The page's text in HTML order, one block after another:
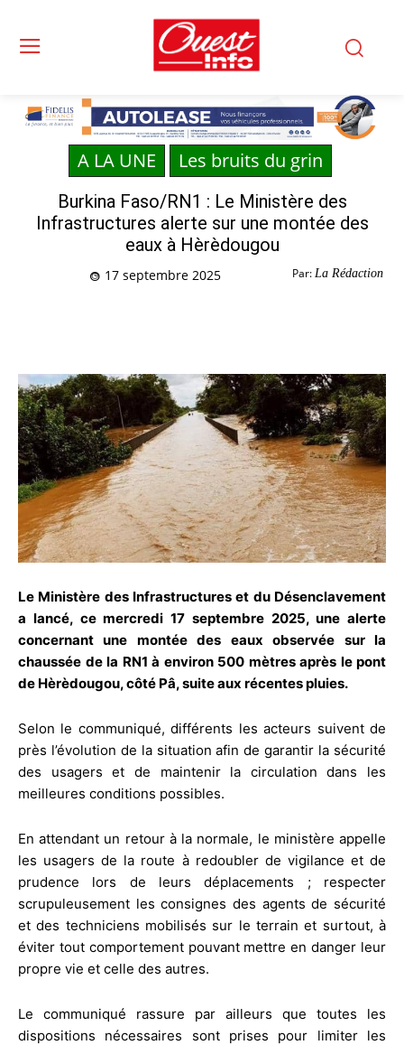
A LA UNE Les bruits du grin
Burkina Faso/RN1 : Le Ministère des
Infrastructures alerte sur une montée des
eaux à Hèrèdougou
Par: La Rédaction
17 septembre 2025
Le Ministère des Infrastructures et du Désenclavement
a lancé, ce mercredi 17 septembre 2025, une alerte
concernant une montée des eaux observée sur la
chaussée de la RN1 à environ 500 mètres après le pont
de Hèrèdougou, côté Pâ, suite aux récentes pluies.
Selon le communiqué, différents les acteurs suivent de
près l’évolution de la situation afin de garantir la sécurité
des usagers et de maintenir la circulation dans les
meilleures conditions possibles.
En attendant un retour à la normale, le ministère appelle
les usagers de la route à redoubler de vigilance et de
prudence lors de leurs déplacements ; respecter
scrupuleusement les consignes des agents de sécurité
et des techniciens mobilisés sur le terrain et surtout, à
éviter tout comportement pouvant mettre en danger leur
propre vie et celle des autres.
Le communiqué rassure par ailleurs que toutes les
dispositions nécessaires sont prises pour limiter les